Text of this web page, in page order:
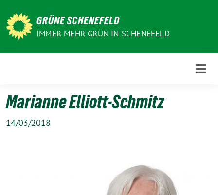
zum
Inhalt
GRÜNE SCHENEFELD
IMMER MEHR GRÜN IN SCHENEFELD
Marianne Elliott-Schmitz
14/03/2018